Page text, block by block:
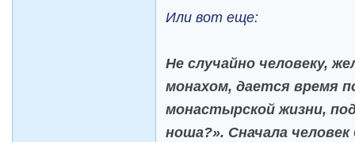
Или вот еще:
Не случайно человеку,
монахом, дается время
монастырской жизни,
ноша?». Сначала